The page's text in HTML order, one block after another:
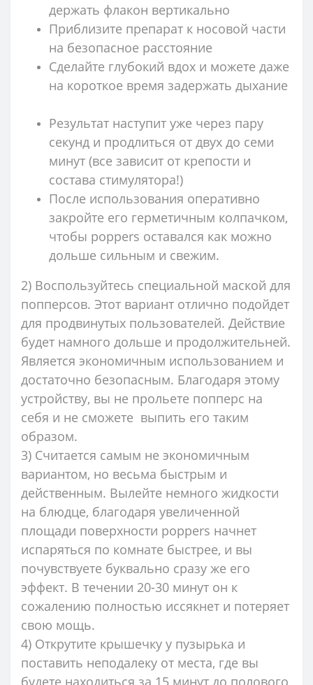
держать флакон вертикально
Приблизите препарат к носовой части
на безопасное расстояние
Сделайте глубокий вдох и можете даже
на короткое время задержать дыхание
Результат наступит уже через пару
секунд и продлиться от двух до семи
минут (все зависит от крепости и
состава стимулятора!)
После использования оперативно
закройте его герметичным колпачком,
чтобы poppers оставался как можно
дольше сильным и свежим.
2) Воспользуйтесь специальной маской для
попперсов. Этот вариант отлично подойдет
для продвинутых пользователей. Действие
будет намного дольше и продолжительней.
Является экономичным использованием и
достаточно безопасным. Благодаря этому
устройству, вы не прольете попперс на
себя и не сможете выпить его таким
образом.
3) Считается самым не экономичным
вариантом, но весьма быстрым и
действенным. Вылейте немного жидкости
на блюдце, благодаря увеличенной
площади поверхности poppers начнет
испаряться по комнате быстрее, и вы
почувствуете буквально сразу же его
эффект. В течении 20-30 минут он к
сожалению полностью иссякнет и потеряет
свою мощь.
4) Открутите крышечку у пузырька и
поставить неподалеку от места, где вы
будете находиться за 15 минут до полового